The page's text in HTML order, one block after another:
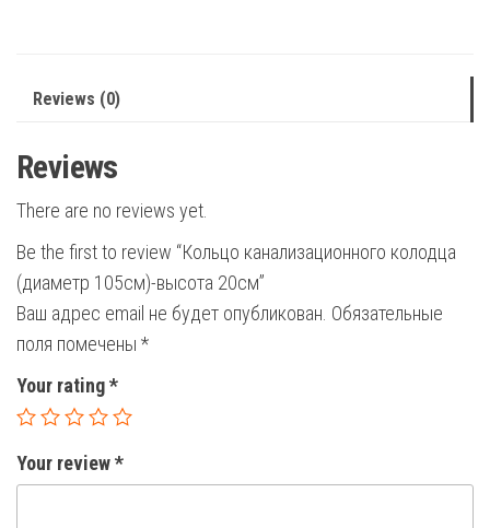
Reviews (0)
Reviews
There are no reviews yet.
Be the first to review “Кольцо канализационного колодца
(диаметр 105см)-высота 20см”
Ваш адрес email не будет опубликован. Обязательные
поля помечены *
Your rating*
Your review*